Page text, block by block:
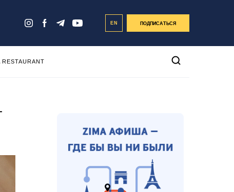
EN ПОДПИСАТЬСЯ
RESTAURANT